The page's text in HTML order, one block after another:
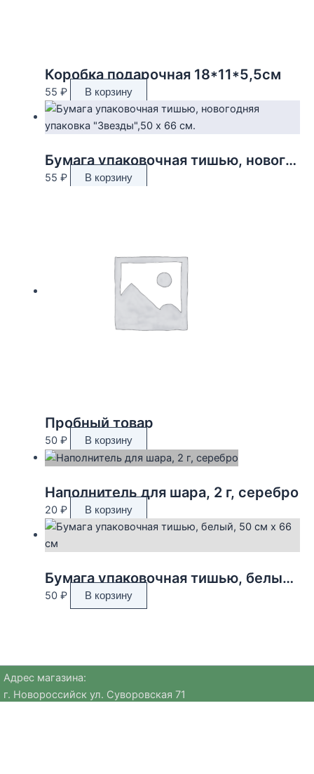
Коробка подарочная 18*11*5,5см
55 ₽ В корзину
Бумага упаковочная тишью, новогодняя упаковка «Звезды»,50 х 66 см.
55 ₽ В корзину
Пробный товар
50 ₽ В корзину
Наполнитель для шара, 2 г, серебро
20 ₽ В корзину
Бумага упаковочная тишью, белый, 50 см х 66 см
50 ₽ В корзину
Адрес магазина:
г. Новороссийск ул. Суворовская 71